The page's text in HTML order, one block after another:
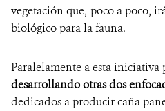
vegetación que, poco a poco,
biológico para la fauna.
Paralelamente a esta iniciativa
desarrollando otras dos
dedicados a producir caña